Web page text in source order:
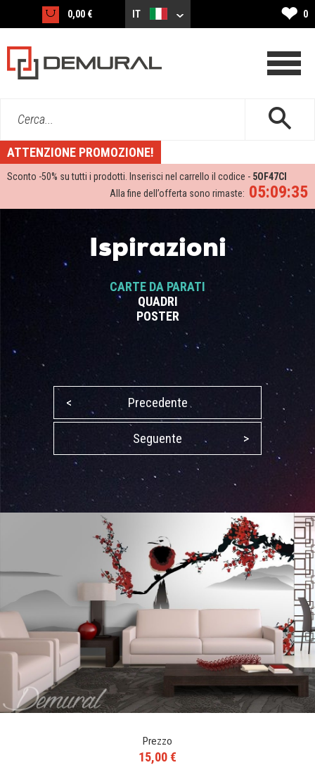
0,00 € IT ❤ 0
Cerca...
ATTENZIONE PROMOZIONE!
Sconto -50% su tutti i prodotti. Inserisci nel carrello il codice - 5OF47CI
05:09:34
Alla fine dell’offerta sono rimaste:
Ispirazioni
CARTE DA PARATI
QUADRI
POSTER
< Precedente
Seguente >
Prezzo
15,00 €